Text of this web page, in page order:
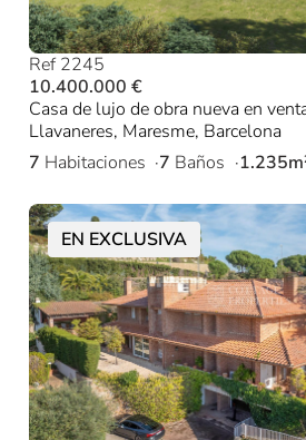
Ref 2245
10.400.000 €
Casa de lujo de obra nueva en
Llavaneres, Maresme, Barcelona
7 Habitaciones 7 Baños
EN EXCLUSIVA